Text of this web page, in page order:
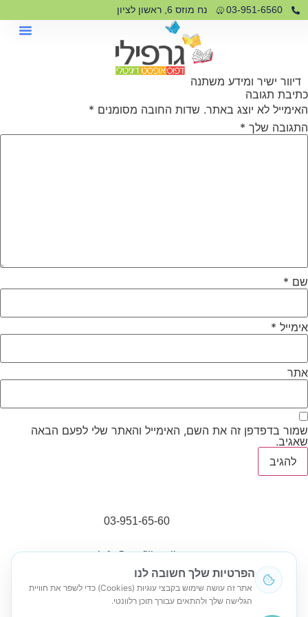
לתוכן 03-951-6560 נח מוזס 6, ראשון לציון
דיוור ישיר ומידע משתנה
כתיבת תגובה
האימייל לא יוצג באתר. שדות החובה מסומנים *
התגובה שלך *
שם *
אימייל *
אתר
שמור בדפדפן זה את השם, האימייל והאתר שלי לפעם הבאה
שאגיב.
03-951-65-60
info@grafili.co.il
נח מוזס 6, ראשון לציון
הפרטיות שלך חשובה לנו
אתר זה עושה שימוש בקבצי עוגיות (Cookies) כדי לשפר את חוויית
הגלישה שלך ולהתאים עבורך תוכן רלוונטי.